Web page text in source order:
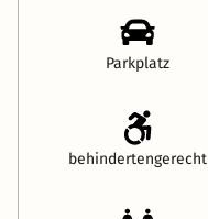
Parkplatz
behindertengerecht